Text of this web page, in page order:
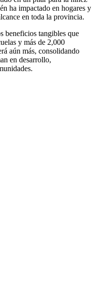
ha impactado en hogares y
en toda la provincia.
beneficios tangibles que
y más de 2,000
aún más, consolidando
en desarrollo,